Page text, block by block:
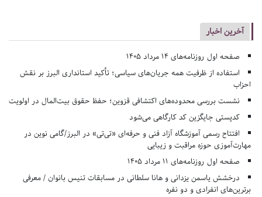
آخرین اخبار
صفحه اول روزنامه‌های 14 مرداد 1405
استفاده از ظرفیت همه جریان‌های سیاسی؛ تأکید استانداری البرز بر نقش
احزاب
نشست بررسی محدوده‌های اکتشافی قزوین؛ حفظ حقوق بیت‌المال در اولویت
کدپستی جایگزین کد کارگاهی می‌شود
افتتاح رسمی آموزشگاه آزاد فنی و حرفه‌ای «تی‌تی» در البرز/گامی نوین در
مهارت‌آموزی حوزه مراقبت و زیبایی
صفحه اول روزنامه‌های 11 مرداد 1405
درخشش یاسمن یزدانی و هانا سلطانی در مسابقات تنیس بانوان / معرفی
برترین‌های انفرادی و دو نفره